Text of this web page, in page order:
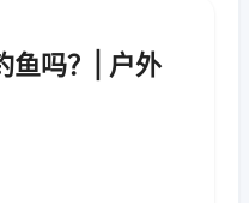
鱼吗？| 户外